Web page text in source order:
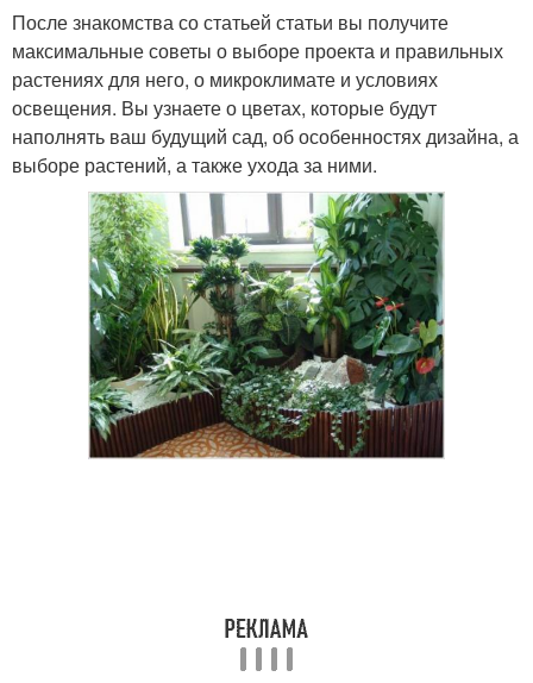
После знакомства со статьей статьи вы получите
максимальные советы о выборе проекта и правильных
растениях для него, о микроклимате и условиях
освещения. Вы узнаете о цветах, которые будут
наполнять ваш будущий сад, об особенностях дизайна, а
выборе растений, а также ухода за ними.